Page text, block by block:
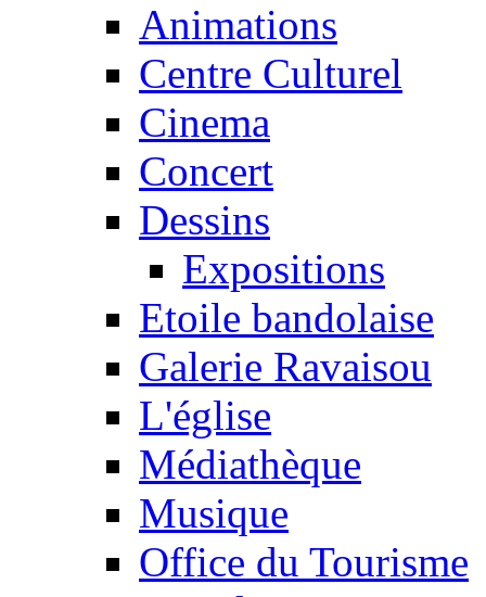
Animations
Centre Culturel
Cinema
Concert
Dessins
Expositions
Etoile bandolaise
Galerie Ravaisou
L'église
Médiathèque
Musique
Office du Tourisme